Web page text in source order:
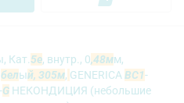
Кат. 5e, внутр., 0,48мм,
белый, 305м, GENERICA BC1-
-G НЕКОНДИЦИЯ (небольшие